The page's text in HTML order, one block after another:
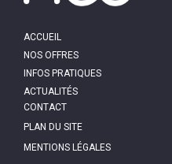
MAIN
ACCUEIL
NOS OFFRES
INFOS PRATIQUES
ACTUALITÉS
PIED
DE
PAGE
CONTACT
PLAN DU SITE
MENTIONS LÉGALES